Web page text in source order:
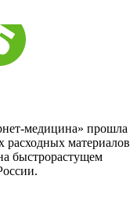
медицина» прошла
расходных материалов
быстрорастущем